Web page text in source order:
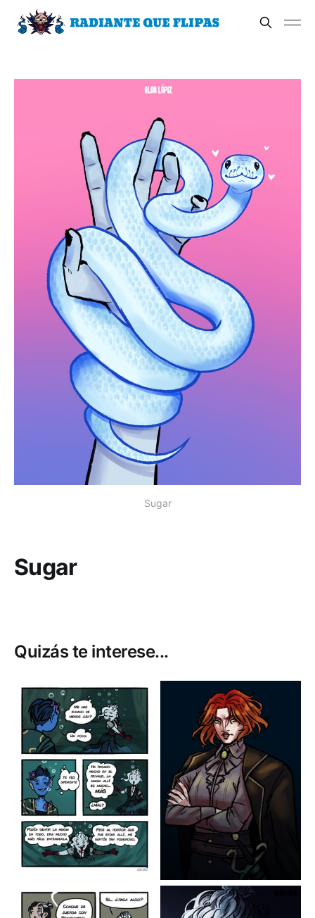
Sugar
Sugar
Quizás te interese...